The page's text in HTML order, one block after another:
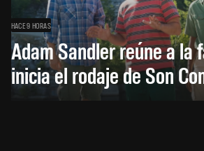
HACE 9 HORAS
Adam Sandler reúne a la
inicia el rodaje de Son